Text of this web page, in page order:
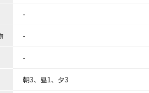
-
-
-
朝3、昼1、夕3